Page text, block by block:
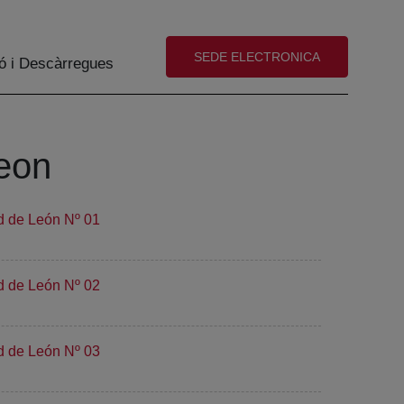
i Descàrregues (abre en nueva ventana)
SEDE ELECTRONICA
de León Nº 01
de León Nº 02
de León Nº 03